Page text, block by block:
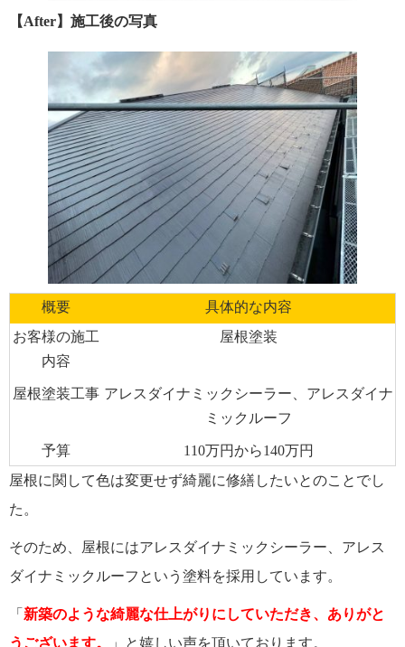
【After】施工後の写真
概要
具体的な内容
お客様の施工
内容
屋根塗装
屋根塗装工事 アレスダイナミックシーラー、アレスダイナ
ミックルーフ
予算
110万円から140万円
屋根に関して色は変更せず綺麗に修繕したいとのことでし
た。
そのため、屋根にはアレスダイナミックシーラー、アレス
ダイナミックルーフという塗料を採用しています。
「 新築のような綺麗な仕上がりにしていただき、ありがと
うございます。
」と嬉しい声を頂いております。